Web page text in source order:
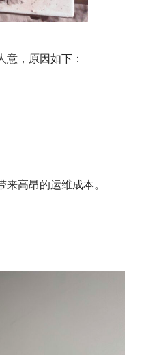
，原因如下：
来高昂的运维成本。